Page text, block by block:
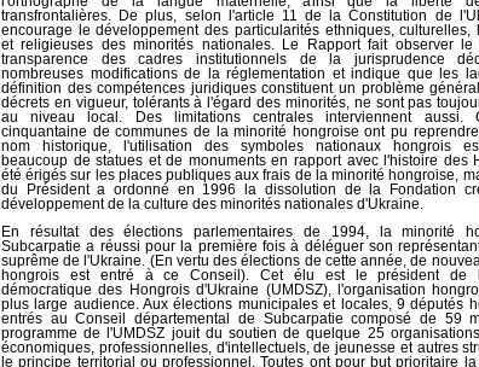
transfrontalières. De plus, selon l'article 11 de la Constitution de
encourage le développement des particularités ethniques, culturelles,
et religieuses des minorités nationales. Le Rapport fait observer le
transparence des cadres institutionnels de la jurisprudence
nombreuses modifications de la réglementation et indique que les
définition des compétences juridiques constituent un problème
décrets en vigueur, tolérants à l'égard des minorités, ne sont pas
au niveau local. Des limitations centrales interviennent aussi.
cinquantaine de communes de la minorité hongroise ont pu
nom historique, l'utilisation des symboles nationaux hongrois
beaucoup de statues et de monuments en rapport avec l'histoire des
été érigés sur les places publiques aux frais de la minorité hongroise,
du Président a ordonné en 1996 la dissolution de la Fondation
développement de la culture des minorités nationales d'Ukraine.
En résultat des élections parlementaires de 1994, la minorité
Subcarpatie a réussi pour la première fois à déléguer son
suprême de l'Ukraine. (En vertu des élections de cette année, de
hongrois est entré à ce Conseil). Cet élu est le président de
démocratique des Hongrois d'Ukraine (UMDSZ), l'organisation
plus large audience. Aux élections municipales et locales, 9 députés
entrés au Conseil départemental de Subcarpatie composé de 59
programme de l'UMDSZ jouit du soutien de quelque 25
économiques, professionnelles, d'intellectuels, de jeunesse et autres
le principe territorial ou professionnel. Toutes ont pour but prioritaire